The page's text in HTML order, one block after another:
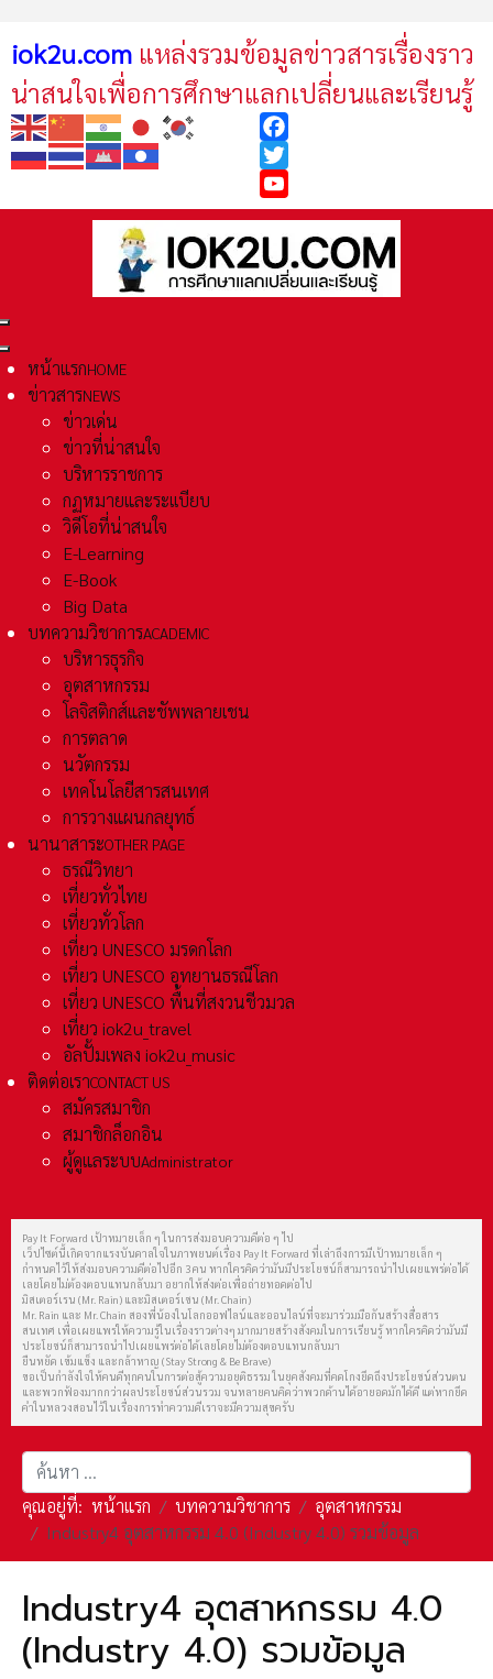
iok2u.com แหล่งรวมข้อมูลข่าวสารเรื่องราว
น่าสนใจเพื่อการศึกษาแลกเปลี่ยนและเรียนรู้
Facebook
Twitter
YouTube
หน้าแรกHOME
ข่าวสารNEWS
ข่าวเด่น
ข่าวที่น่าสนใจ
บริหารราชการ
กฏหมายและระเเบียบ
วิดีโอที่น่าสนใจ
E-Learning
E-Book
Big Data
บทความวิชาการACADEMIC
บริหารธุรกิจ
อุตสาหกรรม
โลจิสติกส์และชัพพลายเชน
การตลาด
นวัตกรรม
เทคโนโลยีสารสนเทศ
การวางแผนกลยุทธ์
นานาสาระOTHER PAGE
ธรณีวิทยา
เที่ยวทั่วไทย
เที่ยวทั่วโลก
เที่ยว UNESCO มรดกโลก
เที่ยว UNESCO อุทยานธรณีโลก
เที่ยว UNESCO พื้นที่สงวนชีวมวล
เที่ยว iok2u_travel
อัลปั้มเพลง iok2u_music
ติดต่อเราCONTACT US
สมัครสมาชิก
สมาชิกล็อกอิน
ผู้ดูแลระบบAdministrator
Pay It Forward เป้าหมายเล็ก ๆ ในการส่งมอบความดีต่อ ๆ ไป
เว็ปไซต์นี้เกิดจากแรงบันดาลใจในภาพยนต์เรื่อง Pay It Forward ที่เล่าถึงการมีเป้าหมายเล็ก ๆ
กำหนดไว้ให้ส่งมอบความดีต่อไปอีก 3 คน หากใครคิดว่ามันมีประโยชน์ก็สามารถนำไปเผยแพร่ต่อได้
เลยโดยไม่ต้องตอบแทนกลับมา อยากให้ส่งต่อเพื่อถ่ายทอดต่อไป
มิสเตอร์เรน (Mr. Rain) และมิสเตอร์เชน (Mr. Chain)
Mr. Rain และ Mr. Chain สองพี่น้องในโลกออฟไลน์และออนไลน์ที่จะมาร่วมมือกันสร้างสื่อสาร
สนเทศ เพื่อเผยแพร่ให้ความรู้ในเรื่องราวต่างๆ มากมายสร้างสังคมในการเรียนรู้ หากใครคิดว่ามันมี
ประโยชน์ก็สามารถนำไปเผยแพร่ต่อได้เลยโดยไม่ต้องตอบแทนกลับมา
ยืนหยัด เข้มแข็ง และกล้าหาญ (Stay Strong & Be Brave)
ขอเป็นกำลังใจให้คนดีทุกคนในการต่อสู้ความอยุติธรรม ในยุคสังคมที่คดโกงยึดถึงประโยชน์ส่วนตน
และพวกฟ้องมากกว่าผลประโยชน์ส่วนรวม จนหลายคนคิดว่าพวกด้านได้อายอดมักได้ดี แต่หากยึด
คำในหลวงสอนไว้ในเรื่องการทำความดีเราจะมีความสุขครับ
การค้นหา
คุณอยู่ที่: หน้าแรก บทความวิชาการ
อุตสาหกรรม
Industry4 อุตสาหกรรม 4.0 (Industry 4.0) รวมข้อมูล
Industry4 อุตสาหกรรม 4.0
(Industry 4.0) รวมข้อมูล